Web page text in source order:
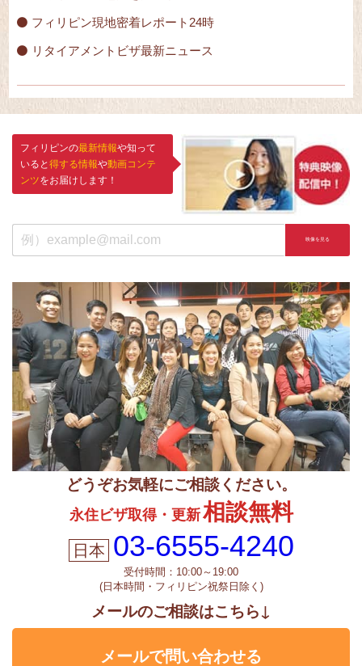
フィリピン現地密着レポート24時
リタイアメントビザ最新ニュース
フィリピンの最新情報や知って
いると 得する情報や動画コンテ
ンツをお届けします！
どうぞお気軽にご相談ください。
永住ビザ取得・更新相談無料
03-6555-4240
受付時間：10:00～19:00
(日本時間・フィリピン祝祭日除く)
メールのご相談はこちら↓
メールで問い合わせる